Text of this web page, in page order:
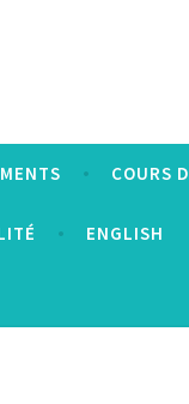
COURS
ENGLISH